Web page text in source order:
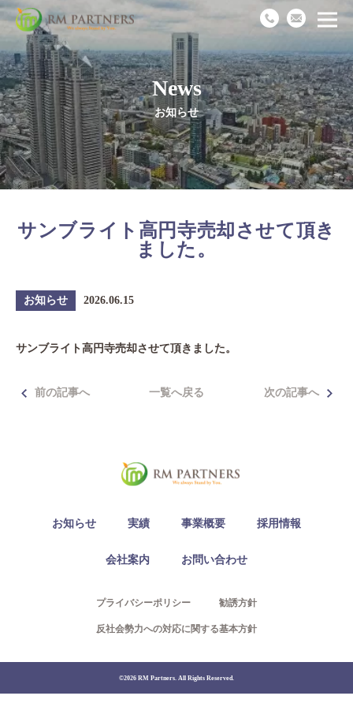
Top
News
Business
Works
03-6300-7940（本社/保険）
Contact
News
お知らせ
サンブライト高円寺売却させて頂き
ました。
お知らせ 2026.06.15
サンブライト高円寺売却させて頂きました。
前の記事へ 一覧へ戻る 次の記事へ
お知らせ 実績 事業概要 採用情報
会社案内 お問い合わせ
プライバシーポリシー 勧誘方針
反社会勢力への対応に関する基本方針
©2026 RM Partners. All Rights Reserved.